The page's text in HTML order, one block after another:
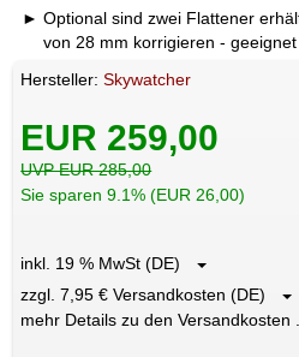
Optional sind zwei Flattener
von 28 mm korrigieren - geeignet
Hersteller:Skywatcher
EUR 259,00
UVP EUR 285,00
Sie sparen 9.1% (EUR 26,00)
inkl. 19 % MwSt (DE)
zzgl. 7,95 € Versandkosten (DE)
mehr Details zu den Versandkosten